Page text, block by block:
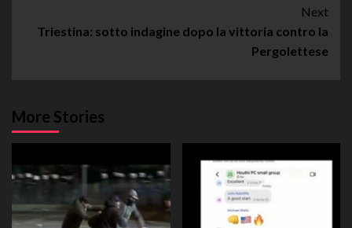
Next
Triestina: sotto indagine dopo la vittoria contro la
Pergolettese
More Stories